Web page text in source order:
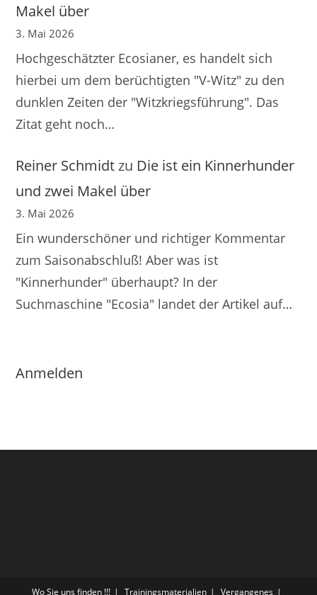
Makel über
3. Mai 2026
Hochgeschätzter Ecosianer, es handelt sich
hierbei um dem berüchtigten "V-Witz" zu den
dunklen Zeiten der "Witzkriegsführung". Das
Zitat geht noch…
Reiner Schmidtzu Die ist ein Kinnerhunder
und zwei Makel über
3. Mai 2026
Ein wunderschöner und richtiger Kommentar
zum Saisonabschluß! Aber was ist
"Kinnerhunder" überhaupt? In der
Suchmaschine "Ecosia" landet der Artikel auf…
Anmelden
Wo Sie uns finden !!! Trainingsmaterialien Vergangenes